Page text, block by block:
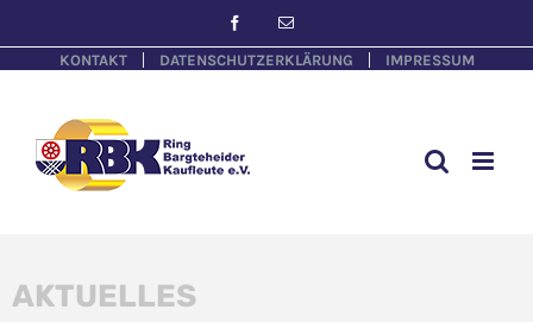
KONTAKT DATENSCHUTZERKLÄRUNG IMPRESSUM
AKTUELLES